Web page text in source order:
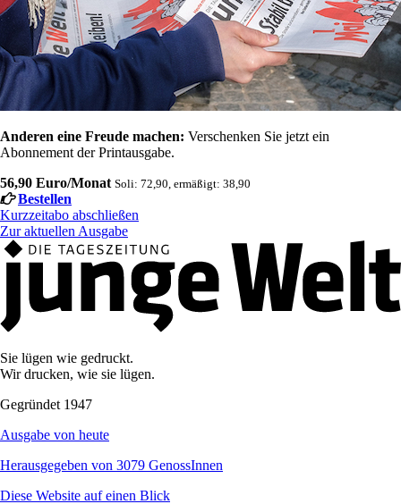
Anderen eine Freude machen: Verschenken Sie jetzt ein
Abonnement der Printausgabe.
56,90 Euro/Monat Soli: 72,90, ermäßigt: 38,90
Bestellen
Kurzzeitabo abschließen
Zur aktuellen Ausgabe
Sie lügen wie gedruckt.
Wir drucken, wie sie lügen.
Gegründet 1947
Ausgabe von heute
Herausgegeben von 3079 GenossInnen
Diese Website auf einen Blick